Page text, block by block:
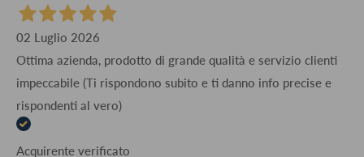
02 Luglio 2026
Ottima azienda, prodotto di grande qualità e servizio clienti
impeccabile (Ti rispondono subito e ti danno info precise e
rispondenti al vero)
Acquirente verificato